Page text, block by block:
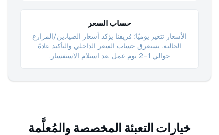
حساب السعر
الأسعار تتغير يوميًا؛ فريقنا يؤكد أسعار الصيادين/المزارع
الحالية. يستغرق حساب السعر الداخلي والتأكيد عادةً
حوالي 1–2 يوم عمل بعد استلام الاستفسار.
خيارات التعبئة المخصصة والمُعلَّمة